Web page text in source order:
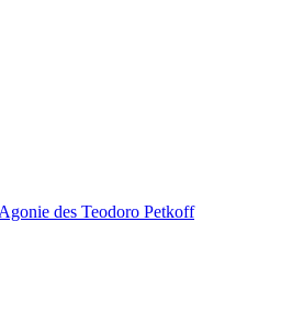
des Teodoro Petkoff